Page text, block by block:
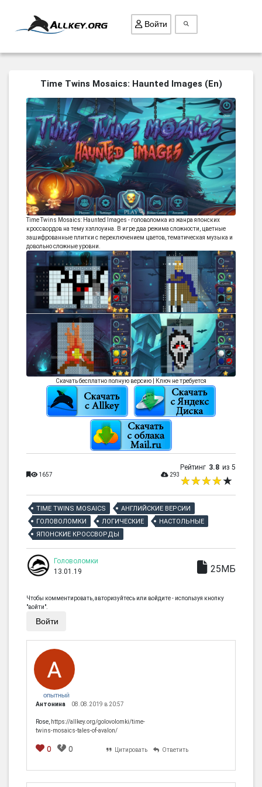
ВСЕ ИГРЫ
ПОИСК ПРЕДМЕТОВ
ГОЛОВОЛОМКИ
БИЗНЕС
ТРИ-В-РЯД
СТРАТЕГИИ
СТРЕЛЯЛКИ
КВЕСТ
КАК СКАЧАТЬ
НОВОСТИ
Войти
Time Twins Mosaics: Haunted Images (En)
Time Twins Mosaics: Haunted Images - головоломка из жанра японских
кроссвордов на тему хэллоуина. В игре два режима сложности, цветные
зашифрованные плитки с переключением цветов, тематическая музыка и
довольно сложные уровни.
Скачать бесплатно полную версию | Ключ не требуется
1657 293
Рейтинг 3.8 из 5
TIME TWINS MOSAICS
АНГЛИЙСКИЕ ВЕРСИИ
ГОЛОВОЛОМКИ
ЛОГИЧЕСКИЕ
НАСТОЛЬНЫЕ
ЯПОНСКИЕ КРОССВОРДЫ
Головоломки
13.01.19
25МБ
Чтобы комментировать, авторизуйтесь или войдите - используя кнопку
"войти".
Войти
ОПЫТНЫЙ
Антонина 08.08.2019 в 20:57
Rose, https://allkey.org/golovolomki/time-
twins-mosaics-tales-of-avalon/
0 0 Цитировать Ответить